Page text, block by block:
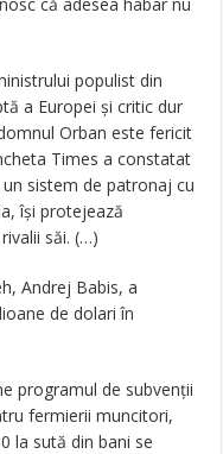
populist din
a Europei și critic dur
Orban este fericit
Times a constatat
sistem de patronaj cu
își protejează
săi. (…)
Andrej Babis, a
de dolari în
programul de subvenții
fermierii muncitori,
la sută din bani se